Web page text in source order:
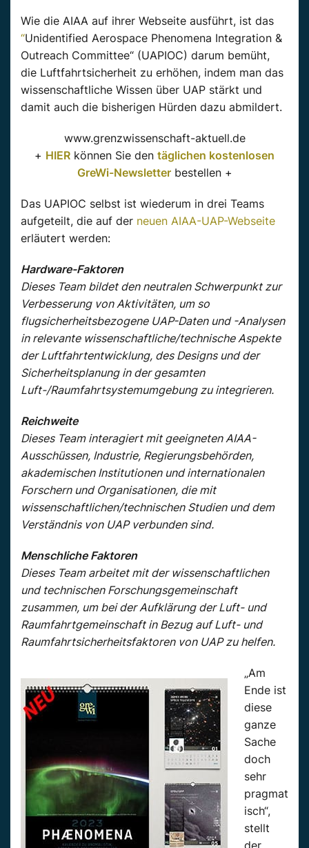
Wie die AIAA auf ihrer Webseite ausführt, ist das
“Unidentified Aerospace Phenomena Integration &
Outreach Committee“ (UAPIOC) darum bemüht,
die Luftfahrtsicherheit zu erhöhen, indem man das
wissenschaftliche Wissen über UAP stärkt und
damit auch die bisherigen Hürden dazu abmildert.
www.grenzwissenschaft-aktuell.de
+ HIER können Sie den täglichen kostenlosen
GreWi-Newsletterbestellen +
Das UAPIOC selbst ist wiederum in drei Teams
aufgeteilt, die auf der neuen AIAA-UAP-Webseite
erläutert werden:
Hardware-Faktoren
Dieses Team bildet den neutralen Schwerpunkt zur
Verbesserung von Aktivitäten, um so
flugsicherheitsbezogene UAP-Daten und -Analysen
in relevante wissenschaftliche/technische Aspekte
der Luftfahrtentwicklung, des Designs und der
Sicherheitsplanung in der gesamten
Luft-/Raumfahrtsystemumgebung zu integrieren.
Reichweite
Dieses Team interagiert mit geeigneten AIAA-
Ausschüssen, Industrie, Regierungsbehörden,
akademischen Institutionen und internationalen
Forschern und Organisationen, die mit
wissenschaftlichen/technischen Studien und dem
Verständnis von UAP verbunden sind.
Menschliche Faktoren
Dieses Team arbeitet mit der wissenschaftlichen
und technischen Forschungsgemeinschaft
zusammen, um bei der Aufklärung der Luft- und
Raumfahrtgemeinschaft in Bezug auf Luft- und
Raumfahrtsicherheitsfaktoren von UAP zu helfen.
„Am
Ende ist
diese
ganze
Sache
doch
sehr
pragmat
isch“,
stellt
der